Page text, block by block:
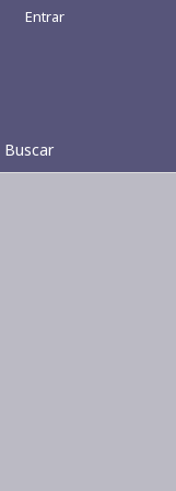
Buscar
Entrar